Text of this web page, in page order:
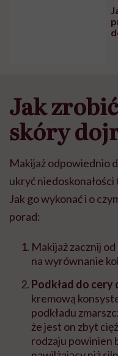
Jak
skóry
Makijaż odpowiednio
ukryć
Jak go wykonać i o
porad:
Makijaż zacznij od
na wyrównanie
Podkład do cery
kremową
podkładu
że jest on zbyt
rodzaju powinien